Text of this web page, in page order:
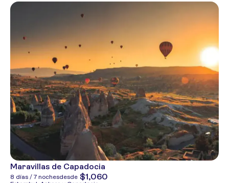
Maravillas de Capadocia
8 días / 7 nochesdesde $1,060